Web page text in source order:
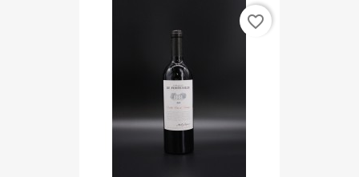
favorite_border